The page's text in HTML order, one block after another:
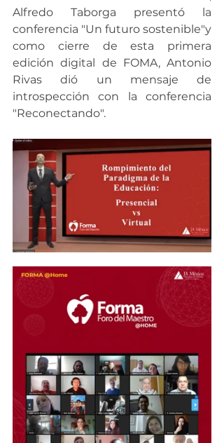
Alfredo Taborga presentó la
conferencia "Un futuro sostenible"y
como cierre de esta primera
edición digital de FOMA, Antonio
Rivas dió un mensaje de
introspección con la conferencia
"Reconectando".